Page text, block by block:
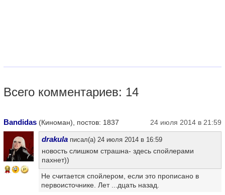
Всего комментариев: 14
Bandidas (Киноман), постов: 1837 24 июля 2014 в 21:59
16
drakula писал(а) 24 июля 2014 в 16:59
новость слишком страшна- здесь спойлерами
пахнет))
Не считается спойлером, если это прописано в
первоисточнике. Лет ...дцать назад.